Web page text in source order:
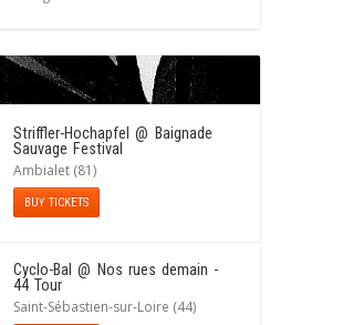
Striffler-Hochapfel @ Baignade
Sauvage Festival
Ambialet (81)
BUY TICKETS
Cyclo-Bal @ Nos rues demain -
44 Tour
Saint-Sébastien-sur-Loire (44)